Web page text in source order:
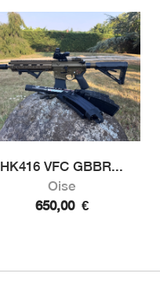
HK416 VFC GBBR...
Oise
650,00 €